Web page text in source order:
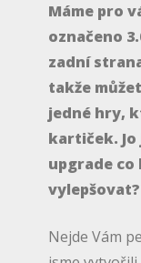
Máme pro
označeno
zadní
takže
jedné hry,
kartiček.
upgrade co
vylepšovat?
Nejde Vám